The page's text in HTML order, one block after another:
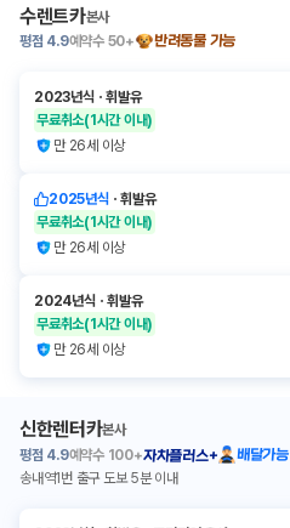
수렌트카본사
평점 4.9예약수 50+ 반려동물 가능
2023년식 ㆍ휘발유
무료취소(1시간 이내)
만 26세 이상
2025년식 ㆍ휘발유
무료취소(1시간 이내)
만 26세 이상
2024년식 ㆍ휘발유
무료취소(1시간 이내)
만 26세 이상
신한렌터카본사
평점 4.9예약수 100+자차플러스+
배달가능
송내역1번 출구 도보 5분 이내